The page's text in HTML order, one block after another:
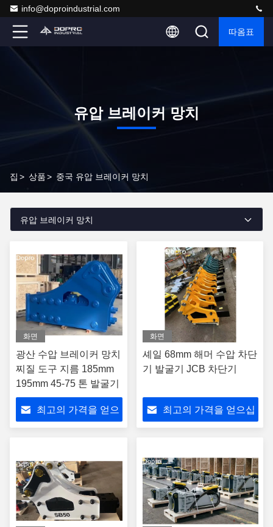
info@doproindustrial.com
따옴표
유압 브레이커 망치
집 > 상품> 중국 유압 브레이커 망치
유압 브레이커 망치
화면
광산 수압 브레이커 망치
찌질 도구 지름 185mm
195mm 45-75 톤 발굴기
최고의 가격을 얻으
화면
셰일 68mm 해머 수압 차단
기 발굴기 JCB 차단기
최고의 가격을 얻으십